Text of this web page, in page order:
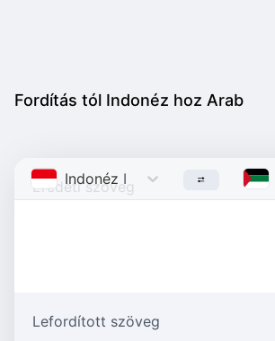
Fordítás tól Indonéz hoz Arab
Indonéz Indonesian
Lefordított szöveg